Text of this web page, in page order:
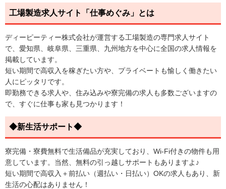
工場製造求人サイト「仕事めぐみ」とは
ディーピーティー株式会社が運営する工場製造の専門求人サイト
で、愛知県、岐阜県、三重県、九州地方を中心に全国の求人情報を
掲載しています。
短い期間で高収入を稼ぎたい方や、プライベートも愉しく働きたい
人にピッタリです。
即勤務できる求人や、住み込みや寮完備の求人も多数ございますの
で、すぐに仕事も家も見つかります！
◆新生活サポート◆
寮完備・寮費無料で生活備品が充実しており、Wi-Fi付きの物件も用
意しています。当然、無料の引っ越しサポートもありますよ♪
短い期間で高収入＋前払い（週払い・日払い）OKの求人もあり、新
生活の心配はありません！